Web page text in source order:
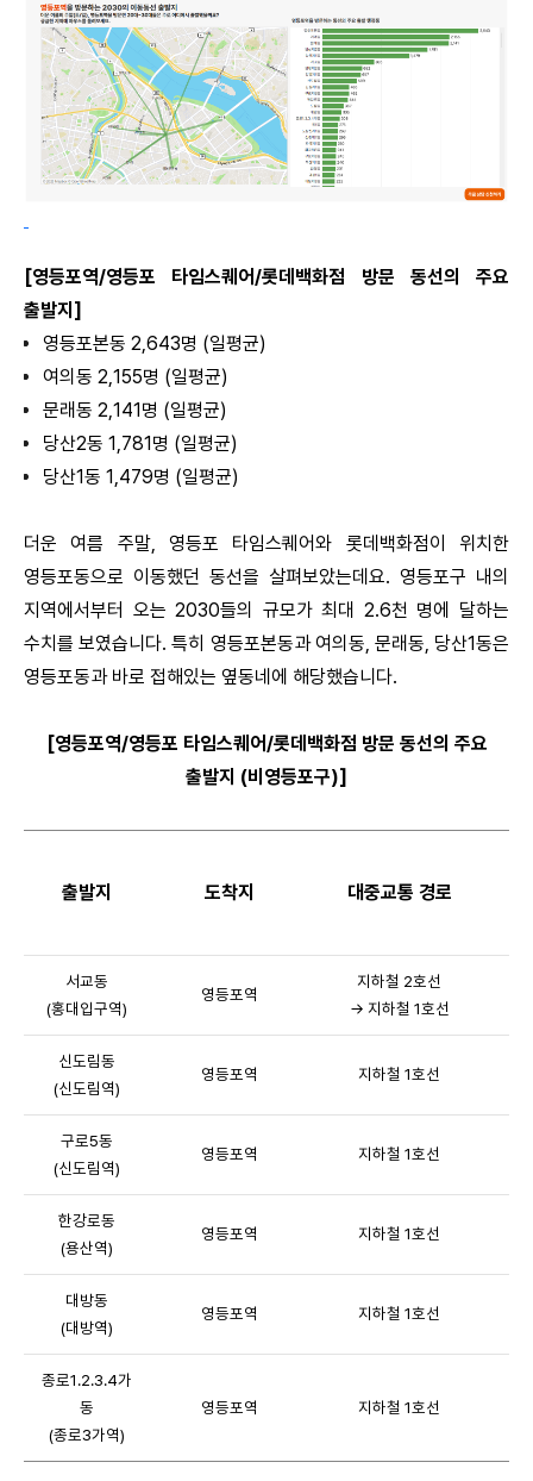
[영등포역/영등포 타임스퀘어/롯데백화점 방문 동선의 주요
출발지]
영등포본동 2,643명 (일평균)
여의동 2,155명 (일평균)
문래동 2,141명 (일평균)
당산2동 1,781명 (일평균)
당산1동 1,479명 (일평균)
더운 여름 주말, 영등포 타임스퀘어와 롯데백화점이 위치한
영등포동으로 이동했던 동선을 살펴보았는데요. 영등포구 내의
지역에서부터 오는 2030들의 규모가 최대 2.6천 명에 달하는
수치를 보였습니다. 특히 영등포본동과 여의동, 문래동, 당산1동은
영등포동과 바로 접해있는 옆동네에 해당했습니다.
[영등포역/영등포 타임스퀘어/롯데백화점 방문 동선의 주요
출발지 (비영등포구)]
출발지 도착지 대중교통 경로
서교동
(홍대입구역)
영등포역
지하철 2호선
→ 지하철 1호선
신도림동
(신도림역)
영등포역 지하철 1호선
구로5동
(신도림역)
영등포역 지하철 1호선
한강로동
(용산역)
영등포역 지하철 1호선
대방동
(대방역)
영등포역 지하철 1호선
종로1.2.3.4가
동
(종로3가역)
영등포역 지하철 1호선